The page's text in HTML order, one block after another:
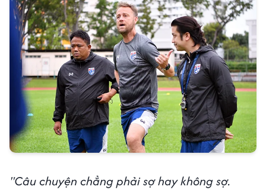
"Câu chuyện chẳng phải sợ hay không sợ.